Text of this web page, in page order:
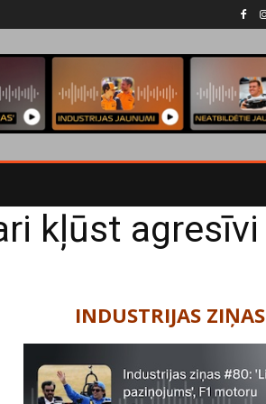
kļūst agresīvi
INDUSTRIJAS ZIŅAS